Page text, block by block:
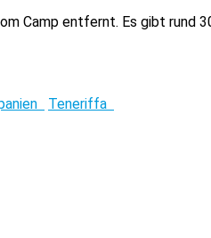
Camp entfernt. Es gibt rund
Teneriffa